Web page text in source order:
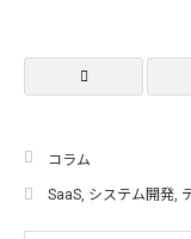
コラム
SaaS システム開発